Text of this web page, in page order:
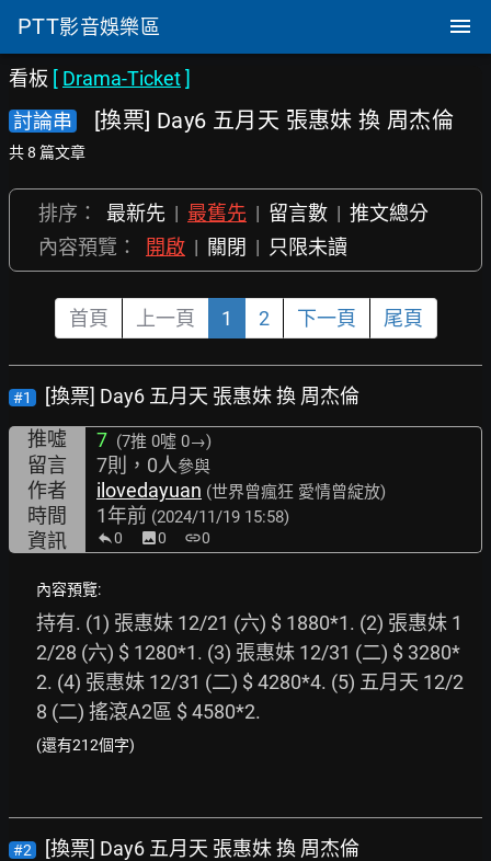
PTT影音娛樂區
看板 [ Drama-Ticket]
討論串
[換票] Day6 五月天 張惠妹 換 周杰倫
共 8 篇文章
排序： 最新先 | 最舊先 | 留言數 | 推文總分
內容預覽：
開啟 | 關閉 | 只限未讀
首頁 上一頁 1 2 下一頁 尾頁
#1
[換票] Day6 五月天 張惠妹 換 周杰倫
推噓
7 (7推 0噓 0→)
留言 7則，0人參與
作者 ilovedayuan (世界曾瘋狂 愛情曾綻放)
時間 1年前 (2024/11/19 15:58)
資訊 0 image0 link0
內容預覽:
持有. (1) 張惠妹 12/21 (六) $ 1880*1. (2) 張惠妹 1
2/28 (六) $ 1280*1. (3) 張惠妹 12/31 (二) $ 3280*
2. (4) 張惠妹 12/31 (二) $ 4280*4. (5) 五月天 12/2
8 (二) 搖滾A2區 $ 4580*2.
(還有212個字)
#2
[換票] Day6 五月天 張惠妹 換 周杰倫